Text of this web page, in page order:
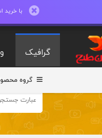
با خرید اشتراک ماهیانه تا
گرافیک
گروه